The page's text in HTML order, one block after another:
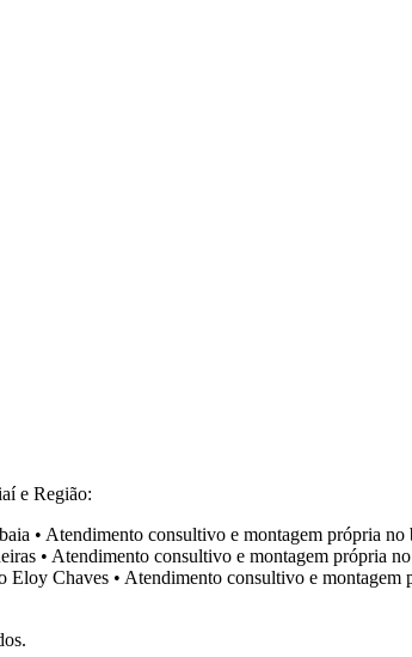
e Região:
• Atendimento consultivo e montagem própria no
• Atendimento consultivo e montagem própria
Eloy Chaves • Atendimento consultivo e montagem